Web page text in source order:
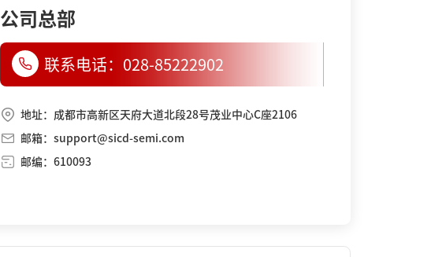
公司总部
联系电话： 028-85222902
地址：成都市高新区天府大道北段28号茂业中心C座2106
邮箱：support@sicd-semi.com
邮编：610093